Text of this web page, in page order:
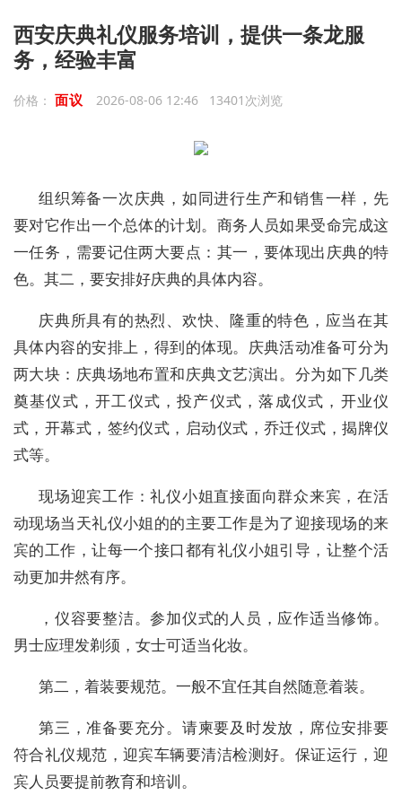
西安庆典礼仪服务培训，提供一条龙服
务，经验丰富
价格： 面议 2026-08-06 12:46 13401次浏览
组织筹备一次庆典，如同进行生产和销售一样，先
要对它作出一个总体的计划。商务人员如果受命完成这
一任务，需要记住两大要点：其一，要体现出庆典的特
色。其二，要安排好庆典的具体内容。
庆典所具有的热烈、欢快、隆重的特色，应当在其
具体内容的安排上，得到的体现。庆典活动准备可分为
两大块：庆典场地布置和庆典文艺演出。分为如下几类
奠基仪式，开工仪式，投产仪式，落成仪式，开业仪
式，开幕式，签约仪式，启动仪式，乔迁仪式，揭牌仪
式等。
现场迎宾工作：礼仪小姐直接面向群众来宾，在活
动现场当天礼仪小姐的的主要工作是为了迎接现场的来
宾的工作，让每一个接口都有礼仪小姐引导，让整个活
动更加井然有序。
，仪容要整洁。参加仪式的人员，应作适当修饰。
男士应理发剃须，女士可适当化妆。
第二，着装要规范。一般不宜任其自然随意着装。
第三，准备要充分。请柬要及时发放，席位安排要
符合礼仪规范，迎宾车辆要清洁检测好。保证运行，迎
宾人员要提前教育和培训。